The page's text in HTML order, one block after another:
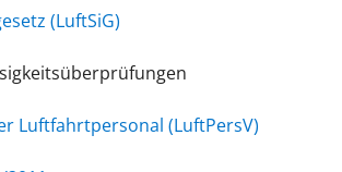
(LuftSiG)
Luftfahrtpersonal (LuftPersV)